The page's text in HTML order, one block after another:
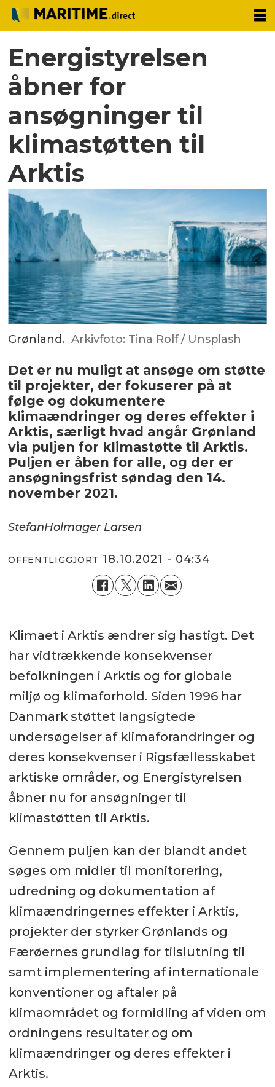
Energistyrelsen
åbner for
ansøgninger til
klimastøtten til
Arktis
Grønland. Arkivfoto: Tina Rolf / Unsplash
Det er nu muligt at ansøge om støtte
til projekter, der fokuserer på at
følge og dokumentere
klimaændringer og deres effekter i
Arktis, særligt hvad angår Grønland
via puljen for klimastøtte til Arktis.
Puljen er åben for alle, og der er
ansøgningsfrist søndag den 14.
november 2021.
StefanHolmager Larsen
OFFENTLIGGJORT 18.10.2021 - 04:34
Klimaet i Arktis ændrer sig hastigt. Det
har vidtrækkende konsekvenser
befolkningen i Arktis og for globale
miljø og klimaforhold. Siden 1996 har
Danmark støttet langsigtede
undersøgelser af klimaforandringer og
deres konsekvenser i Rigsfællesskabet
arktiske områder, og Energistyrelsen
åbner nu for ansøgninger til
klimastøtten til Arktis.
Gennem puljen kan der blandt andet
søges om midler til monitorering,
udredning og dokumentation af
klimaændringernes effekter i Arktis,
projekter der styrker Grønlands og
Færøernes grundlag for tilslutning til
samt implementering af internationale
konventioner og aftaler på
klimaområdet og formidling af viden om
ordningens resultater og om
klimaændringer og deres effekter i
Arktis.